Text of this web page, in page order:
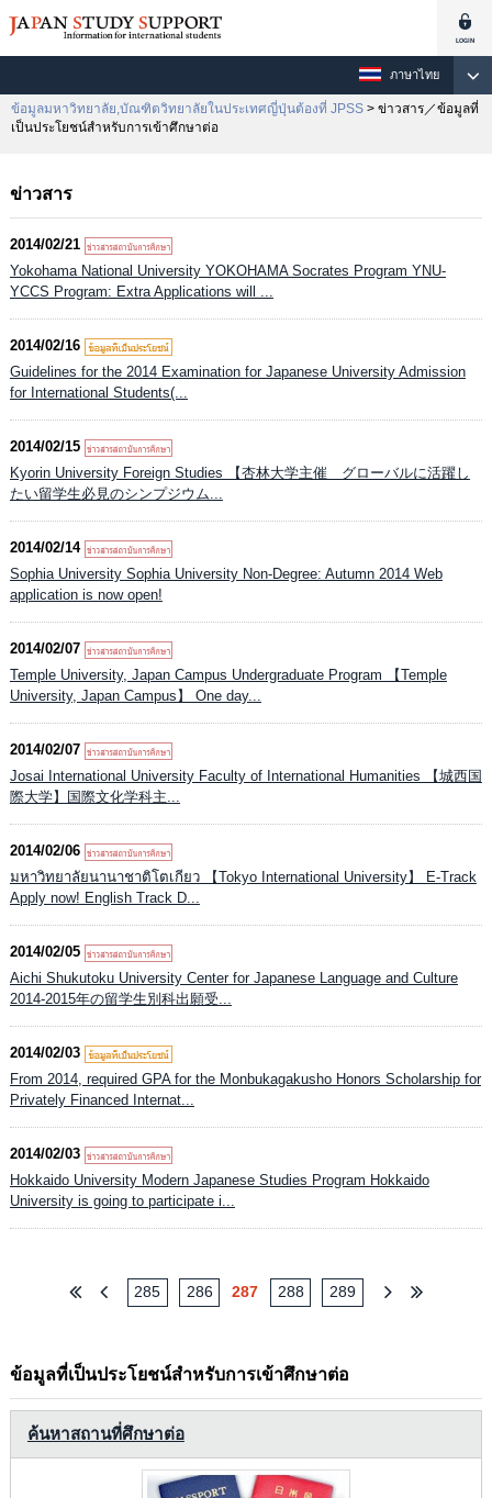
ภาษาไทย
ข้อมูลมหาวิทยาลัย,บัณฑิตวิทยาลัยในประเทศญี่ปุ่นต้องที่ JPSS > ข่าวสาร／ข้อมูลที่
เป็นประโยชน์สำหรับการเข้าศึกษาต่อ
ข่าวสาร
2014/02/21
Yokohama National University YOKOHAMA Socrates Program YNU-
YCCS Program: Extra Applications will ...
2014/02/16
Guidelines for the 2014 Examination for Japanese University Admission
for International Students(...
2014/02/15
Kyorin University Foreign Studies 【杏林大学主催 グローバルに活躍し
たい留学生必見のシンプジウム...
2014/02/14
Sophia University Sophia University Non-Degree: Autumn 2014 Web
application is now open!
2014/02/07
Temple University, Japan Campus Undergraduate Program 【Temple
University, Japan Campus】 One day...
2014/02/07
Josai International University Faculty of International Humanities 【城西国
際大学】国際文化学科主...
2014/02/06
มหาวิทยาลัยนานาชาติโตเกียว 【Tokyo International University】 E-Track
Apply now! English Track D...
2014/02/05
Aichi Shukutoku University Center for Japanese Language and Culture
2014-2015年の留学生別科出願受...
2014/02/03
From 2014, required GPA for the Monbukagakusho Honors Scholarship for
Privately Financed Internat...
2014/02/03
Hokkaido University Modern Japanese Studies Program Hokkaido
University is going to participate i...
285 286 287 288 289
ข้อมูลที่เป็นประโยชน์สำหรับการเข้าศึกษาต่อ
ค้นหาสถานที่ศึกษาต่อ